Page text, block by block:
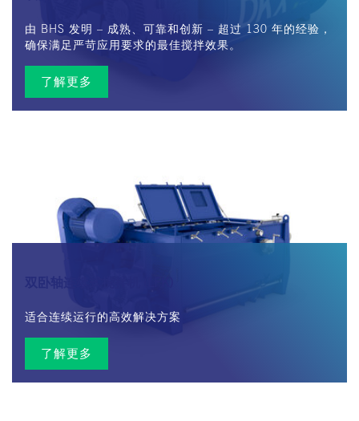
由 BHS 发明 – 成熟、可靠和创新 – 超过 130 年的经验，
确保满足严苛应用要求的最佳搅拌效果。
了解更多
适合连续运行的高效解决方案
了解更多